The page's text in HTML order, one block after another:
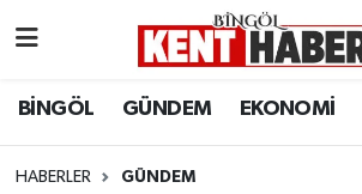
BİNGÖL GÜNDEM EKONOMİ
HABERLER GÜNDEM
BİLİM-TEKNOLOJİ
Bingöl Hava Durumu